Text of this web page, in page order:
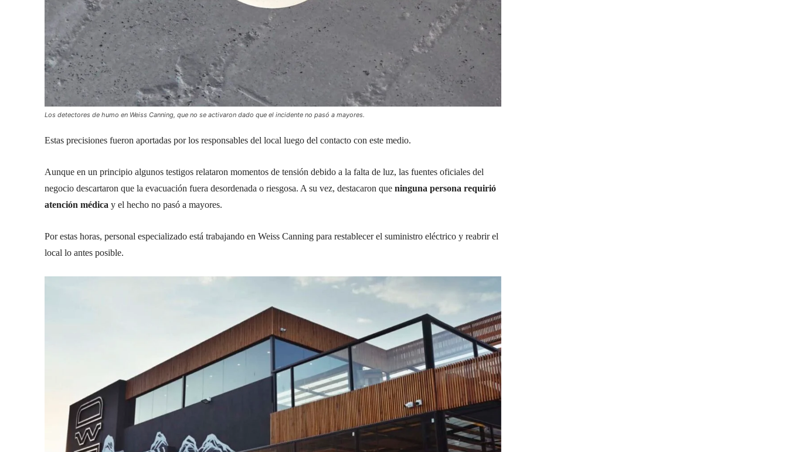
Los detectores de humo en Weiss Canning, que no se activaron dado que el incidente no pasó a mayores.
Estas precisiones fueron aportadas por los responsables del local luego del contacto con este medio.
Aunque en un principio algunos testigos relataron momentos de tensión debido a la falta de luz, las fuentes oficiales del
negocio descartaron que la evacuación fuera desordenada o riesgosa. A su vez, destacaron que ninguna persona requirió
atención médica y el hecho no pasó a mayores.
Por estas horas, personal especializado está trabajando en Weiss Canning para restablecer el suministro eléctrico y reabrir el
local lo antes posible.